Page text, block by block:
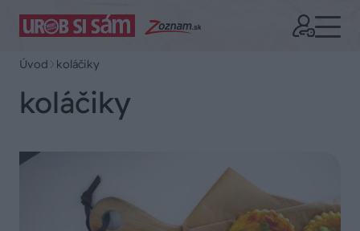
Úvod koláčiky
koláčiky